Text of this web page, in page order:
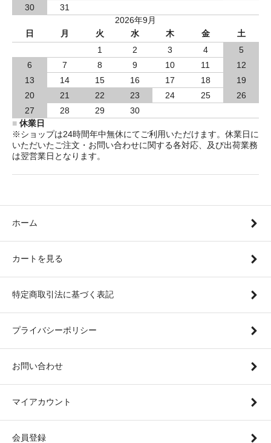
30
31
2026年9月
日
月 火 水 木 金
土
1
2 3 4
5
6
7 8 9 10 11
12
13
14 15 16 17 18
19
20
21 22 23 24 25
26
27
28 29
30
■ 休業日
※ショップは24時間年中無休にてご利用いただけます。休業日に
いただいたご注文・お問い合わせに関する各対応、及び出荷業務
は翌営業日となります。
ホーム
カートを見る
特定商取引法に基づく表記
プライバシーポリシー
お問い合わせ
マイアカウント
会員登録